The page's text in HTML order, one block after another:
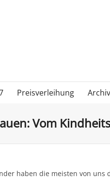
Preisverleihung Archiv
Vom
haben die meisten von